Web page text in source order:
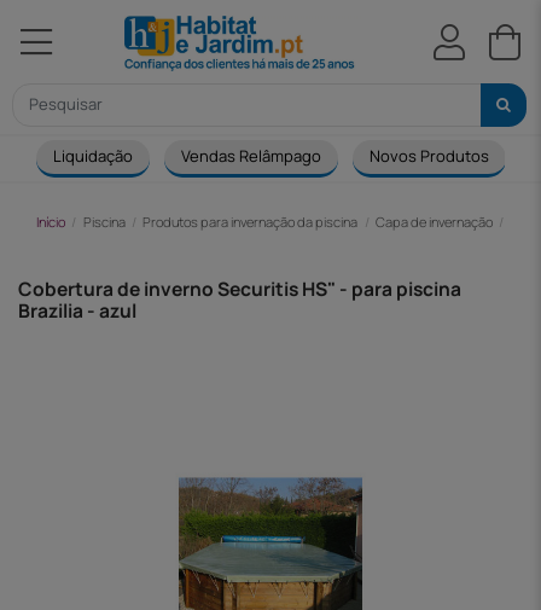
Liquidação Vendas Relâmpago Novos Produtos
Início Piscina Produtos para invernação da piscina Capa de invernação
Cobertura de inverno Securitis HS" - para piscina
Brazilia - azul